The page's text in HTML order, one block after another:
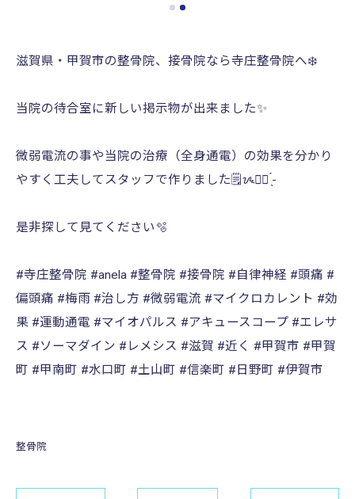
滋賀県・甲賀市の整骨院、接骨院なら寺庄整骨院へ❄️
当院の待合室に新しい掲示物が出来ました✨️
微弱電流の事や当院の治療（全身通電）の効果を分かり
やすく工夫してスタッフで作りました🗒ᝰ✍🏻 ̖́-
是非探して見てください🫧
#寺庄整骨院 #anela #整骨院 #接骨院 #自律神経 #頭痛 #
偏頭痛 #梅雨 #治し方 #微弱電流 #マイクロカレント #効
果 #運動通電 #マイオパルス #アキュースコープ #エレサ
ス #ソーマダイン #レメシス #滋賀 #近く #甲賀市 #甲賀
町 #甲南町 #水口町 #土山町 #信楽町 #日野町 #伊賀市
整骨院